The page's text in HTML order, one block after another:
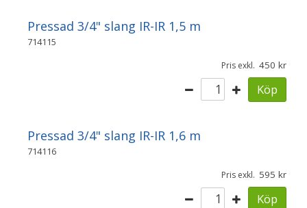
Pressad 3/4" slang IR-IR 1,5 m
714115
Pris exkl. 450
Köp
Pressad 3/4" slang IR-IR 1,6 m
714116
Pris exkl. 595
Köp